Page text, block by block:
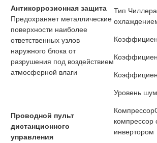
Антикоррозионная защита
Предохраняет металлические
поверхности наиболее
ответственных узлов
наружного блока от
разрушения под воздействием
атмосферной влаги
Проводной пульт
дистанционного
управления
Тип Чиллера
Уровень
Компрессор
компрессор
инвертором